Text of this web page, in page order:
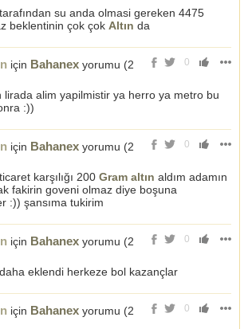
su anda olmasi gereken 4475
beklentinin çok çok Altın da
0
için Bahanex yorumu (2
lirada alim yapilmistir ya herro ya metro bu
:))
0
için Bahanex yorumu (2
karşılığı 200 Gram altın aldım adamın
fakirin goveni olmaz diye boşuna
:)) şansıma tukirim
0
için Bahanex yorumu (2
eklendi herkeze bol kazançlar
0
için Bahanex yorumu (2